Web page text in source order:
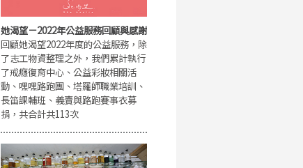
她渴望－2022年公益服務回顧與感謝
回顧她渴望2022年度的公益服務，除
了志工物資整理之外，我們累計執行
了戒癮復育中心、公益彩妝相關活
動、嘿嘿路跑團、塔羅師職業培訓、
長笛課輔班、義賣與路跑賽事衣募
捐，共合計共113次